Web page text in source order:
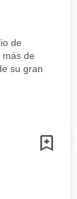
de
de
su gran